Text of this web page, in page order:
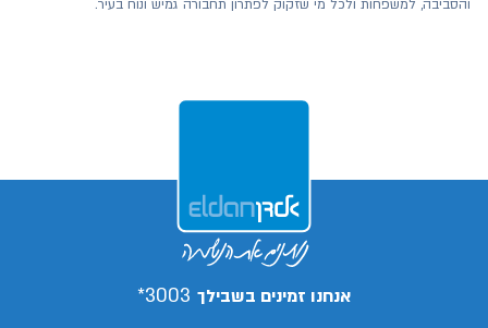
והסביבה, למשפחות ולכל מי שזקוק לפתרון תחבורה גמיש ונוח בעיר.
אנחנו זמינים בשבילך 3003*